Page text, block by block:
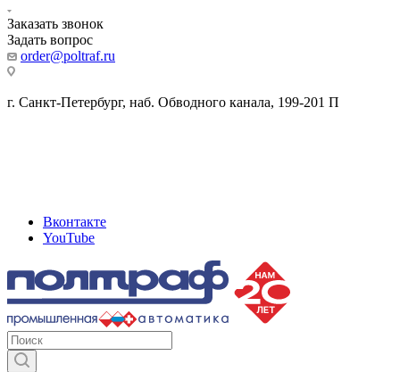
Заказать звонок
Задать вопрос
order@poltraf.ru
г. Санкт-Петербург, наб. Обводного канала, 199-201 П
Вконтакте
YouTube